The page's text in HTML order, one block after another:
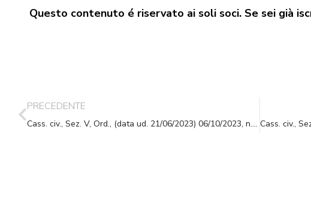
Questo contenuto é riservato ai soli soci. Se sei già
PRECEDENTE
Cass. civ., Sez. V, Ord., (data ud. 21/06/2023) 06/10/2023, n. 28215